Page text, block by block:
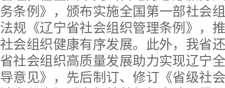
务条例》，颁布实施全国第一部社会
法规《辽宁省社会组织管理条例》，
社会组织健康有序发展。此外，我省
省社会组织高质量发展助力实现辽宁
导意见》，先后制订、修订《省级社